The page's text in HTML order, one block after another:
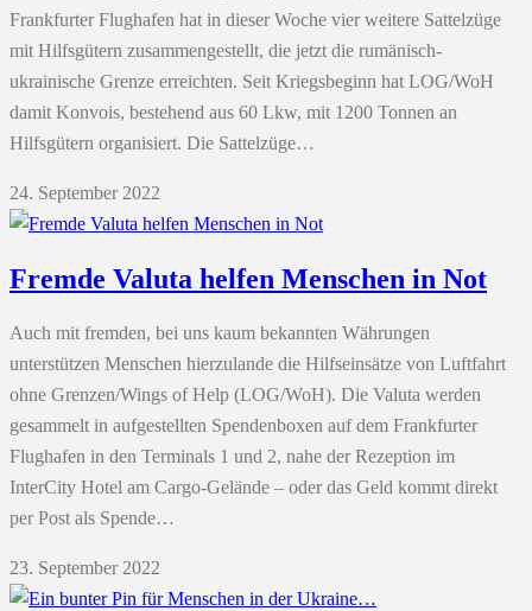
Frankfurter Flughafen hat in dieser Woche vier weitere Sattelzüge
mit Hilfsgütern zusammengestellt, die jetzt die rumänisch-
ukrainische Grenze erreichten. Seit Kriegsbeginn hat LOG/WoH
damit Konvois, bestehend aus 60 Lkw, mit 1200 Tonnen an
Hilfsgütern organisiert. Die Sattelzüge…
24. September 2022
Fremde Valuta helfen Menschen in Not
Auch mit fremden, bei uns kaum bekannten Währungen
unterstützen Menschen hierzulande die Hilfseinsätze von Luftfahrt
ohne Grenzen/Wings of Help (LOG/WoH). Die Valuta werden
gesammelt in aufgestellten Spendenboxen auf dem Frankfurter
Flughafen in den Terminals 1 und 2, nahe der Rezeption im
InterCity Hotel am Cargo-Gelände – oder das Geld kommt direkt
per Post als Spende…
23. September 2022